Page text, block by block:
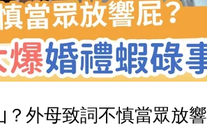
？外母致詞不慎當眾放響